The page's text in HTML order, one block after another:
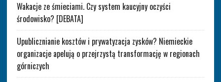
Wakacje ze śmieciami. Czy system kaucyjny oczyści
środowisko? [DEBATA]
Upublicznianie kosztów i prywatyzacja zysków? Niemieckie
organizacje apelują o przejrzystą transformację w regionach
górniczych